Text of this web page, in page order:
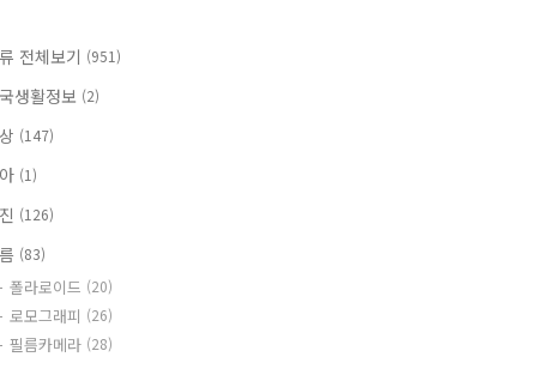
전체보기 (951)
생활정보 (2)
(147)
(1)
(126)
(83)
폴라로이드 (20)
로모그래피 (26)
필름카메라 (28)